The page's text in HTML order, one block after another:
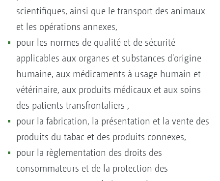
scientifiques, ainsi que le transport des animaux
et les opérations annexes,
pour les normes de qualité et de sécurité
applicables aux organes et substances d'origine
humaine, aux médicaments à usage humain et
vétérinaire, aux produits médicaux et aux soins
des patients transfrontaliers ,
pour la fabrication, la présentation et la vente des
produits du tabac et des produits connexes,
pour la règlementation des droits des
consommateurs et de la protection des